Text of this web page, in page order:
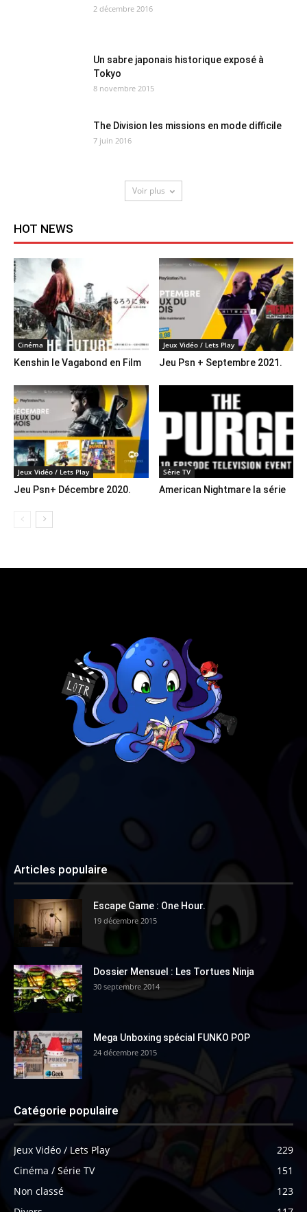
2 décembre 2016
Un sabre japonais historique exposé à
Tokyo
8 novembre 2015
The Division les missions en mode difficile
7 juin 2016
Voir plus
HOT NEWS
Cinéma
Kenshin le Vagabond en Film
Jeux Vidéo / Lets Play
Jeu Psn + Septembre 2021.
Jeux Vidéo / Lets Play
Jeu Psn+ Décembre 2020.
Série TV
American Nightmare la série
Articles populaire
Escape Game : One Hour.
19 décembre 2015
Dossier Mensuel : Les Tortues Ninja
30 septembre 2014
Mega Unboxing spécial FUNKO POP
24 décembre 2015
Catégorie populaire
Jeux Vidéo / Lets Play
229
Cinéma / Série TV
151
Non classé
123